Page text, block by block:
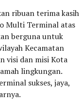
ribuan terima kasih
Multi Terminal atas
berguna untuk
Kecamatan
visi dan misi Kota
lingkungan.
sukses, jaya,